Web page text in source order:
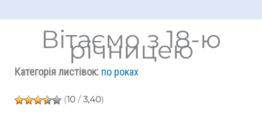
Вітаємо з 18-ю
річницею
Категорія листівок: по роках
(10 / 3,40)